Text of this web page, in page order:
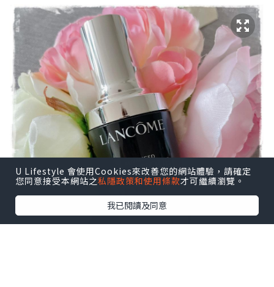
U Lifestyle 會使用Cookies來改善您的網站體驗，請確定
您同意接受本網站之私隱政策和使用條款才可繼續瀏覽。
我已閱讀及同意